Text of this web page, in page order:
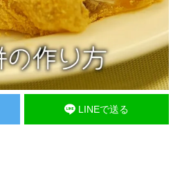
LINEで送る